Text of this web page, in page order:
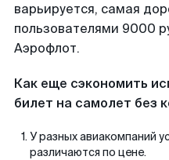
варьируется, самая
пользователями 9000
Аэрофлот.
Как еще сэкономить
билет на самолет без
У разных авиакомпаний
различаются по цене.